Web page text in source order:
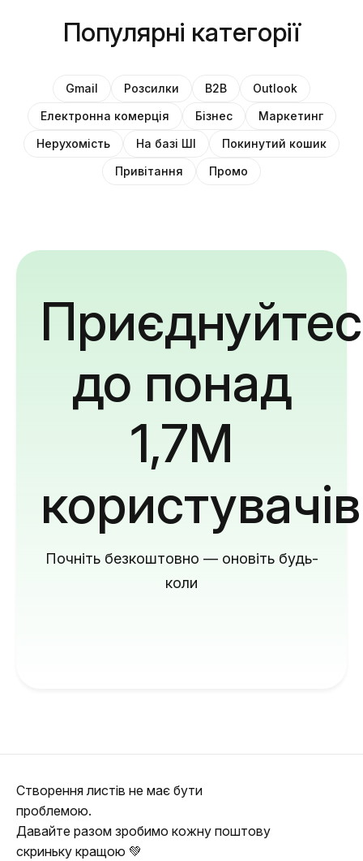
Популярні категорії
Gmail Розсилки B2B
Outlook
Електронна комерція
Бізнес
Маркетинг
Нерухомість
На базі ШІ
Покинутий кошик
Привітання
Промо
до понад
1,7M
користувачів
Почніть безкоштовно — оновіть будь-
коли
Створення листів не має бути
проблемою.
Давайте разом зробимо кожну поштову
скриньку кращою 💚